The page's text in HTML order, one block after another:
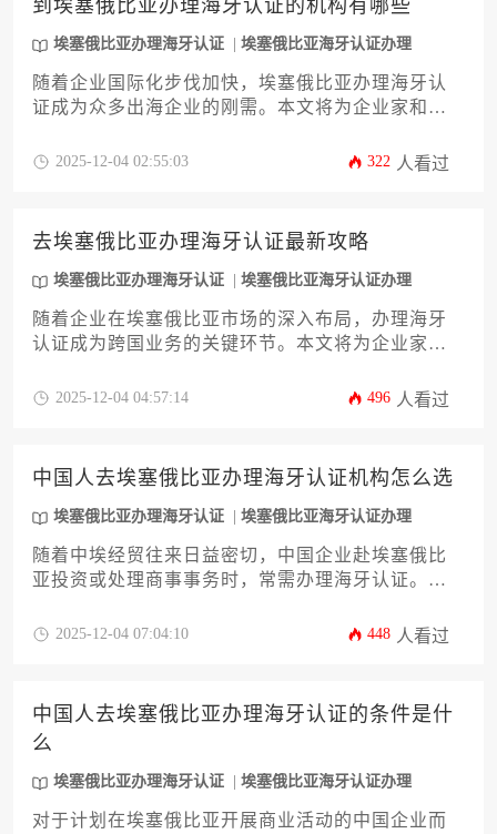
议，确保您在办理埃塞俄比亚办理海牙认证过程中
高效省心。
到埃塞俄比亚办理海牙认证的机构有哪些
埃塞俄比亚办理海牙认证 埃塞俄比亚海牙认证办理
随着企业国际化步伐加快，埃塞俄比亚办理海牙认
证成为众多出海企业的刚需。本文将为企业家和高
的权威机构类型，涵盖政府指定部门、专业律师事
在为企业选择可靠服务伙伴提供详实决策依据，助
力企业海外业务文件合规化进程高效推进。
2025-12-04 02:55:03 322 人看过
去埃塞俄比亚办理海牙认证最新攻略
埃塞俄比亚办理海牙认证 埃塞俄比亚海牙认证办理
随着企业在埃塞俄比亚市场的深入布局，办理海牙
认证成为跨国业务的关键环节。本文将为企业家和
攻略，涵盖认证类型、材料准备、办理流程、常见
保文书合规性。
2025-12-04 04:57:14 496 人看过
中国人去埃塞俄比亚办理海牙认证机构怎么选
埃塞俄比亚办理海牙认证 埃塞俄比亚海牙认证办理
随着中埃经贸往来日益密切，中国企业赴埃塞俄比
亚投资或处理商事事务时，常需办理海牙认证。本
认证机构的筛选标准，涵盖法律合规性、服务专业
2025-12-04 07:04:10 448 人看过
中国人去埃塞俄比亚办理海牙认证的条件是什
么
埃塞俄比亚办理海牙认证 埃塞俄比亚海牙认证办理
对于计划在埃塞俄比亚开展商业活动的中国企业而